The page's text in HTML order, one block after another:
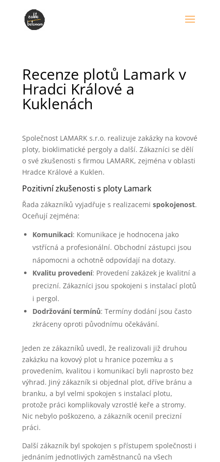
Recenze plotů Lamark v
Hradci Králové a
Kuklenách
Společnost LAMARK s.r.o. realizuje zakázky na kovové
ploty, bioklimatické pergoly a další. Zákazníci se dělí
o své zkušenosti s firmou LAMARK, zejména v oblasti
Hradce Králové a Kuklen.
Pozitivní zkušenosti s ploty Lamark
Řada zákazníků vyjadřuje s realizacemi spokojenost.
Oceňují zejména:
Komunikaci: Komunikace je hodnocena jako
vstřícná a profesionální. Obchodní zástupci jsou
nápomocni a ochotně odpovídají na dotazy.
Kvalitu provedení: Provedení zakázek je kvalitní a
precizní. Zákazníci jsou spokojeni s instalací plotů
i pergol.
Dodržování termínů: Termíny dodání jsou často
zkráceny oproti původnímu očekávání.
Jeden ze zákazníků uvedl, že realizovali již druhou
zakázku na kovový plot u hranice pozemku a s
provedením, kvalitou i komunikací byli naprosto bez
výhrad. Jiný zákazník si objednal plot, dříve bránu a
branku, a byl velmi spokojen s instalací plotu,
protože práci komplikovaly vzrostlé keře a stromy.
Nic nebylo poškozeno, a zákazník ocenil precizní
práci.
Další zákazník byl spokojen s přístupem společnosti i
jednáním jednotlivých zaměstnanců na všech